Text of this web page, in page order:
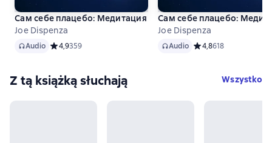
Сам себе плацебо: Медитация 2. Изменение убеждений и
Joe Dispenza
AudioAudio Средний рейтинг 4,9 на основе 359 оценок
4,9359
Сам себе плацебо:
Joe Dispenza
AudioAudio Средний рейтинг 4,8
4,8618
Z tą książką słuchają Wszystko